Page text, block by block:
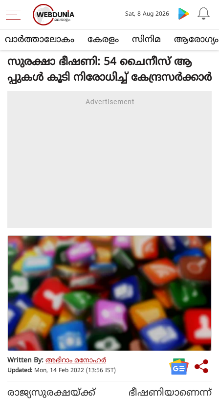
വാര്‍ത്താലോകം കേരളം സിനിമ ആരോഗ്യം
Sat, 8 Aug 2026
സുരക്ഷാ ഭീഷണി: 54 ചൈനീസ് ആ
പ്പുകൾ കൂടി നിരോധിച്ച് കേന്ദ്രസർക്കാർ
Written By: അഭിറാം മനോഹർ
Updated: Mon, 14 Feb 2022 (13:56 IST)
രാജ്യസുരക്ഷയ്ക്ക് ഭീഷണിയാണെന്ന്